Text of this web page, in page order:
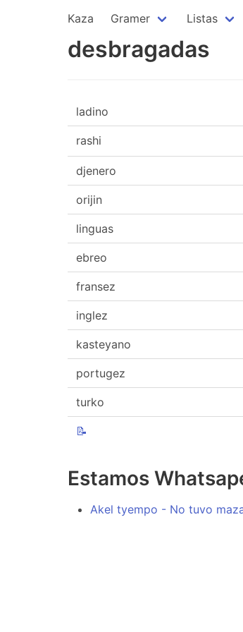
Kaza Gramer Listas
desbragadas
ladino
rashi
djenero
orijin
linguas
ebreo
fransez
inglez
kasteyano
portugez
turko
📝
Estamos
Akel tyempo - No tuvo